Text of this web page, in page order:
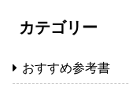
カテゴリー
おすすめ参考書